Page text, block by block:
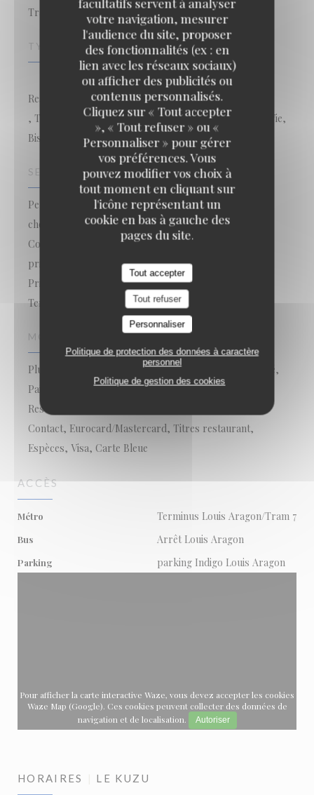
votre navigation, mesurer
l'audience du site, proposer
des fonctionnalités (ex : en
lien avec les réseaux sociaux)
ou afficher des publicités ou
contenus personnalisés.
Cliquez sur « Tout accepter
», « Tout refuser » ou «
Personnaliser » pour gérer
vos préférences. Vous
pouvez modifier vos choix à
tout moment en cliquant sur
l'icône représentant un
cookie en bas à gauche des
pages du site.
Tout accepter
Tout refuser
Personnaliser
Politique de protection des données à caractère
personnel
Politique de gestion des cookies
Traditionnelle
TYPE DE RESTAURANT
Restaurant traditionnel
, Traiteur, Bar Brasserie Restaurant, Cuisine - Vins - Vie,
Bistrot / Cuisine française / Terrasse
SERVICES
Peut accueillir des groupes, Groupes autorisés, Large
choix de vin et de spiritueux, Happy Hour Cocktail,
Cocktails dînatoires, très large gamme de vin, Salle
privée, Séminaires et Banquets, Climatisation,
Privatisation, Accès aux personnes à mobilité réduite,
Terrasse
MOYENS DE PAIEMENT
Pluxee, Carte bancaire, Ticket restaurant dématérialisé,
Paiement mobile, Sans Contact, Apple Pay, Ticket
Restaurant, Cheque Sodexo, Maestro, Paiement Sans
Contact, Eurocard/Mastercard, Titres restaurant,
Espèces, Visa, Carte Bleue
ACCÈS
Métro Terminus Louis Aragon/Tram 7
Bus Arrêt Louis Aragon
Parking parking Indigo Louis Aragon
Pour afficher la carte interactive Waze, vous devez accepter les cookies
Waze Map (Google). Ces cookies peuvent collecter des données de
navigation et de localisation.
Autoriser
HORAIRES LE KUZU
Le Kuzu